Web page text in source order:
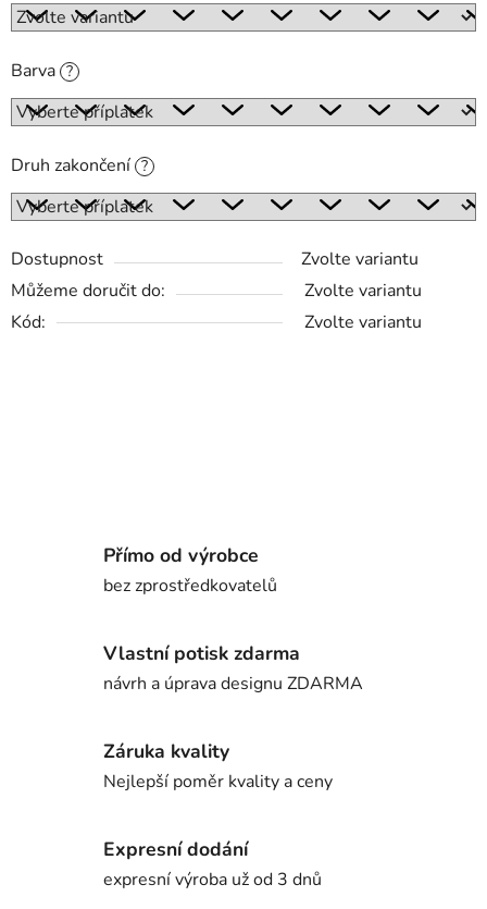
Barva ?
Druh zakončení ?
Dostupnost
Zvolte variantu
Můžeme doručit do:
Zvolte variantu
Kód:
Zvolte variantu
Přímo od výrobce
bez zprostředkovatelů
Vlastní potisk zdarma
návrh a úprava designu ZDARMA
Záruka kvality
Nejlepší poměr kvality a ceny
Expresní dodání
expresní výroba už od 3 dnů